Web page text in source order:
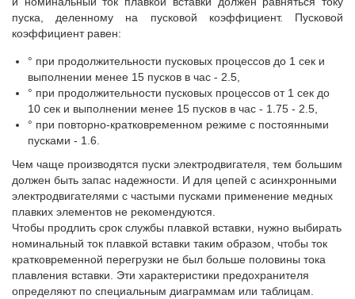
пуска, деленному на пусковой коэффициент. Пусковой
коэффициент равен:
° при продолжительности пусковых процессов до 1 сек и
выполнении менее 15 пусков в час - 2.5,
° при продолжительности пусковых процессов от 1 сек до
10 сек и выполнении менее 15 пусков в час - 1.75 - 2.5,
° при повторно-кратковременном режиме с постоянными
пусками - 1.6.
Чем чаще производятся пуски электродвигателя, тем большим
должен быть запас надежности. И для цепей с асинхронными
электродвигателями с частыми пусками применение медных
плавких элементов не рекомендуются.
Чтобы продлить срок службы плавкой вставки, нужно выбирать
номинальный ток плавкой вставки таким образом, чтобы ток
кратковременной перегрузки не был больше половины тока
плавления вставки. Эти характеристики предохранителя
определяют по специальным диаграммам или таблицам.